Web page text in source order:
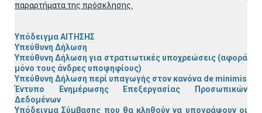
παραρτήματα της πρόσκλησης.
Υπόδειγμα ΑΙΤΗΣΗΣ
Υπεύθυνη Δήλωση
Υπεύθυνη Δήλωση για στρατιωτικές υποχρεώσεις (αφορά
μόνο τους άνδρες υποψηφίους)
Υπεύθυνη Δήλωση περί υπαγωγής στον κανόνα de minimis
Έντυπο Ενημέρωσης Επεξεργασίας Προσωπικών
Δεδομένων
Υπόδειγμα Σύμβασης που θα κληθούν να υπογράψουν οι